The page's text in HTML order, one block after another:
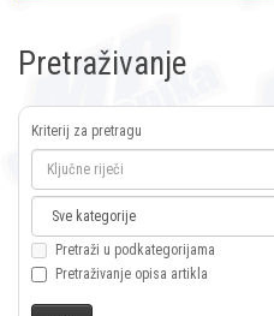
Pretraživanje
Kriterij za pretragu
Pretraži u podkategorijama
Pretraživanje opisa artikla